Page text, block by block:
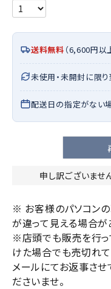
送料無料 （6,600円以
未使用・未開封に限
配送日の指定がない
申し訳ございませ
※ お客様のパソコン
が違って見える場合が
※店頭でも販売を行っ
けた場合でも売切れて
メールにてお返事させ
ださいませ。